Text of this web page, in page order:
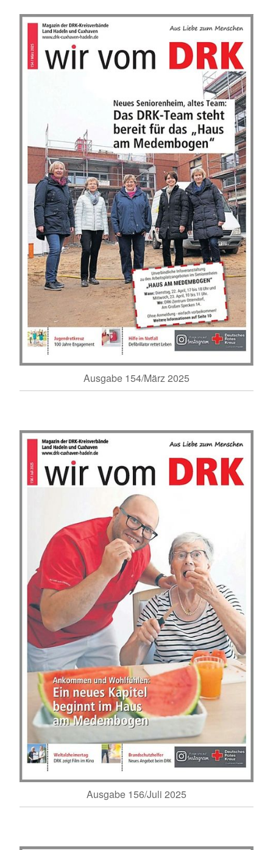
Ausgabe 154/März 2025
Ausgabe 156/Juli 2025